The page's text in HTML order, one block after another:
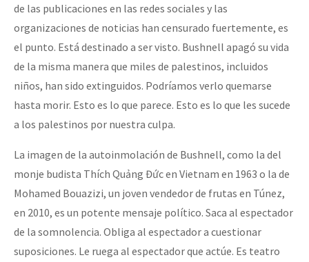
de las publicaciones en las redes sociales y las
organizaciones de noticias han censurado fuertemente, es
el punto. Está destinado a ser visto. Bushnell apagó su vida
de la misma manera que miles de palestinos, incluidos
niños, han sido extinguidos. Podríamos verlo quemarse
hasta morir. Esto es lo que parece. Esto es lo que les sucede
a los palestinos por nuestra culpa.
La imagen de la autoinmolación de Bushnell, como la del
monje budista Thích Quảng Đức en Vietnam en 1963 o la de
Mohamed Bouazizi, un joven vendedor de frutas en Túnez,
en 2010, es un potente mensaje político. Saca al espectador
de la somnolencia. Obliga al espectador a cuestionar
suposiciones. Le ruega al espectador que actúe. Es teatro